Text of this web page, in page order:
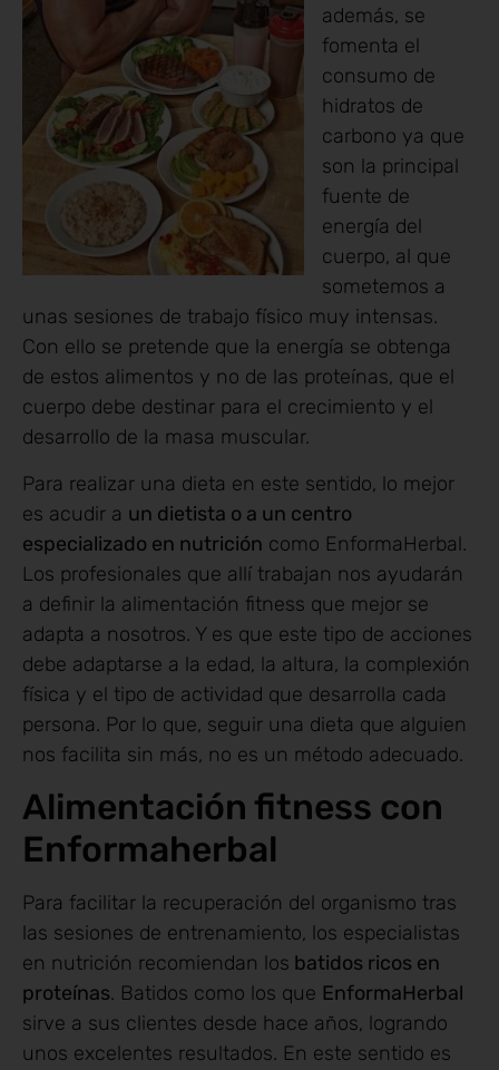
además, se
fomenta el
consumo de
hidratos de
carbono ya que
son la principal
fuente de
energía del
cuerpo, al que
sometemos a
unas sesiones de trabajo físico muy intensas.
Con ello se pretende que la energía se obtenga
de estos alimentos y no de las proteínas, que el
cuerpo debe destinar para el crecimiento y el
desarrollo de la masa muscular.
Para realizar una dieta en este sentido, lo mejor
es acudir a un dietista o a un centro
especializado en nutrición como EnformaHerbal.
Los profesionales que allí trabajan nos ayudarán
a definir la alimentación fitness que mejor se
adapta a nosotros. Y es que este tipo de acciones
debe adaptarse a la edad, la altura, la complexión
física y el tipo de actividad que desarrolla cada
persona. Por lo que, seguir una dieta que alguien
nos facilita sin más, no es un método adecuado.
Alimentación fitness con
Enformaherbal
Para facilitar la recuperación del organismo tras
las sesiones de entrenamiento, los especialistas
en nutrición recomiendan los batidos ricos en
proteínas. Batidos como los que EnformaHerbal
sirve a sus clientes desde hace años, logrando
unos excelentes resultados. En este sentido es